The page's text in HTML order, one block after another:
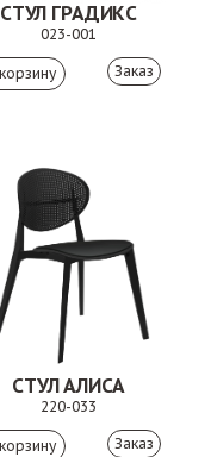
СТУЛ ГРАДИКС
023-001
Заказ
СТУЛ АЛИСА
220-033
Заказ